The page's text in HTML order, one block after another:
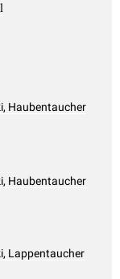
Haubentaucher
Haubentaucher
Lappentaucher